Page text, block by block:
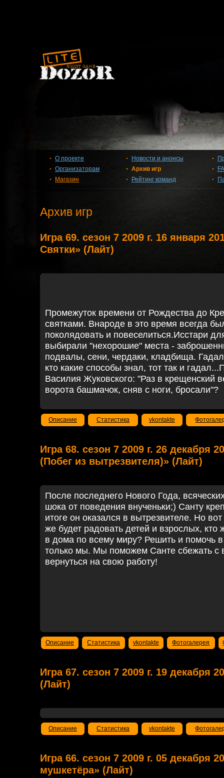
О проекте
Организаторам
Магазин
Новости и анонсы
Архив игр
Рейтинг команд
Архив игр
Игра 69. сезон 7 2009 г. 16 января
Святки» (Лайт)
Промежуток времени от Рождества до
святками. Внароде в это время всегда
поколядовать и повеселиться.Исстари
выбирали "нехорошие" места -
подвалы, сени, чердаки, кладбища.
кто какие способы знал, тот так и
Василия Жуковского: "Раз в крещенский
ворота башмачок, сняв с ноги, бросали"?
Описание Статистика vkontakte
Игра 68. сезон 7 2009 г. 26 декабря
(Побег из вытрезвителя)» (Лайт)
После последнего Нового Года,
шока от поведения внученьки;) Санту
итоге он оказался в вытрезвителе. Но
же будет радовать детей и взрослых, кто
в дома по всему миру? Решить и помочь
только мы. Мы поможем Санте сбежать с
вернуться на свою работу!
Описание Статистика vkontakte Фотогалерея
Игра 67. сезон 7 2009 г. 19 декабря
(Лайт)
Описание Статистика vkontakte
Игра 66. сезон 7 2009 г. 05 декабря
мушкетёра» (Лайт)